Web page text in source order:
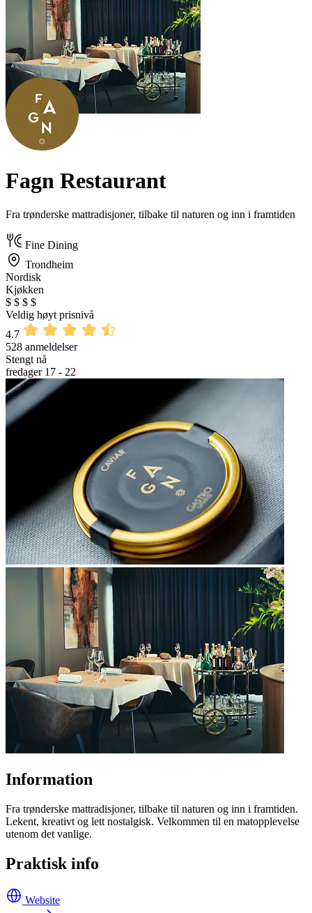
Fagn Restaurant
Fra trønderske mattradisjoner, tilbake til naturen og inn i framtiden
Fine Dining
Trondheim
Nordisk
Kjøkken
$ $ $ $
Veldig høyt prisnivå
4.7
528 anmeldelser
Stengt nå
fredager 17 - 22
Information
Fra trønderske mattradisjoner, tilbake til naturen og inn i framtiden.
Lekent, kreativt og lett nostalgisk. Velkommen til en matopplevelse
utenom det vanlige.
Praktisk info
Website